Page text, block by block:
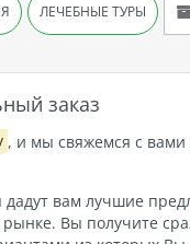
заказ
, и мы свяжемся с вами
вам лучшие
Вы получите
ЛЕЧЕБНЫЕ ТУРЫ